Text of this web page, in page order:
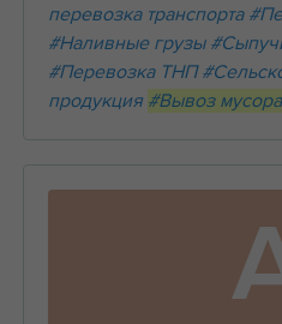
перевозка транспорта
#Наливные грузы
#Перевозка ТНП
продукция #Вывоз мусора